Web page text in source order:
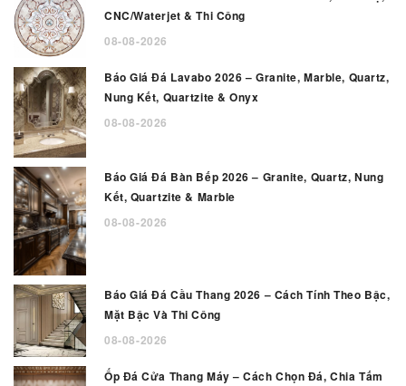
CNC/Waterjet & Thi Công
08-08-2026
Báo Giá Đá Lavabo 2026 – Granite, Marble, Quartz,
Nung Kết, Quartzite & Onyx
08-08-2026
Báo Giá Đá Bàn Bếp 2026 – Granite, Quartz, Nung
Kết, Quartzite & Marble
08-08-2026
Báo Giá Đá Cầu Thang 2026 – Cách Tính Theo Bậc,
Mặt Bậc Và Thi Công
08-08-2026
Ốp Đá Cửa Thang Máy – Cách Chọn Đá, Chia Tấm